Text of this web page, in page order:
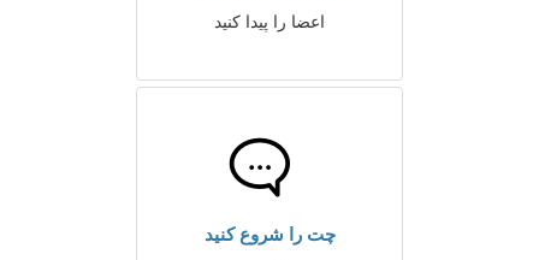
اعضا را پیدا کنید
چت را شروع کنید